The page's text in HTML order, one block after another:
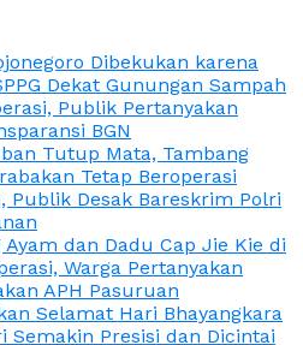
Dibekukan karena
Dekat Gunungan Sampah
Publik Pertanyakan
BGN
Tutup Mata, Tambang
Tetap Beroperasi
Publik Desak Bareskrim Polri
dan Dadu Cap Jie Kie di
Warga Pertanyakan
APH Pasuruan
Selamat Hari Bhayangkara
Semakin Presisi dan Dicintai